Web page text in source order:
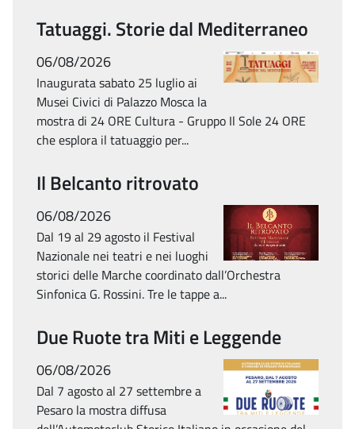
Tatuaggi. Storie dal Mediterraneo
06/08/2026
Inaugurata sabato 25 luglio ai
Musei Civici di Palazzo Mosca la
mostra di 24 ORE Cultura - Gruppo Il Sole 24 ORE
che esplora il tatuaggio per...
Il Belcanto ritrovato
06/08/2026
Dal 19 al 29 agosto il Festival
Nazionale nei teatri e nei luoghi
storici delle Marche coordinato dall’Orchestra
Sinfonica G. Rossini. Tre le tappe a...
Due Ruote tra Miti e Leggende
06/08/2026
Dal 7 agosto al 27 settembre a
Pesaro la mostra diffusa